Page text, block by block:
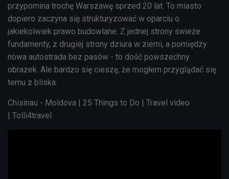
przypomina trochę Warszawę sprzed 20 lat. To miasto
dopiero zaczyna się strukturyzować w oparciu o
jakiekolwiek prawo budowlane. Z jednej strony świeże
fundamenty, z drugiej strony dziura w ziemi, a pomiędzy
nowa autostrada bez pasów - to dość powszechny
obrazek. Ale bardzo się cieszę, że mogłem przyglądać się
temu z bliska.
Chisinau - Moldova | 25 Things to Do | Travel video
| Tolli4travel